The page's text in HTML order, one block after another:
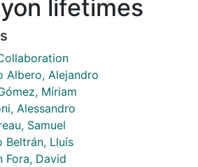
lifetimes
Albero, Alejandro
Míriam
Alessandro
Samuel
Beltrán, Lluís
Fora, David